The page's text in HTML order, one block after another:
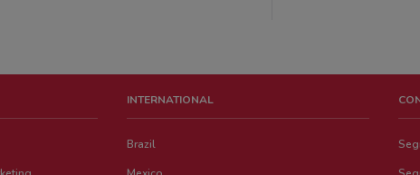
INTERNATIONAL
Brazil